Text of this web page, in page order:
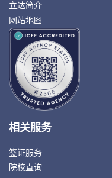
立达简介
网站地图
相关服务
签证服务
院校直询